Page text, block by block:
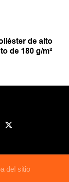
de alto
de 180 g/m²
del sitio